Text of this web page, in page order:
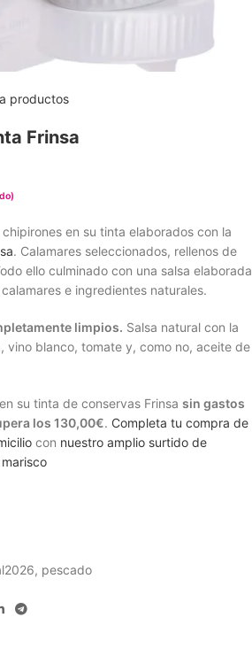
productos
Frinsa
en su tinta elaborados con la
. Calamares seleccionados, rellenos de
ello culminado con una salsa elaborada
e ingredientes naturales.
limpios. Salsa natural con la
vino blanco, tomate y, como no, aceite de
su tinta de conservas Frinsa sin gastos
los 130,00€. Completa tu compra de
con nuestro amplio surtido de
, pescado